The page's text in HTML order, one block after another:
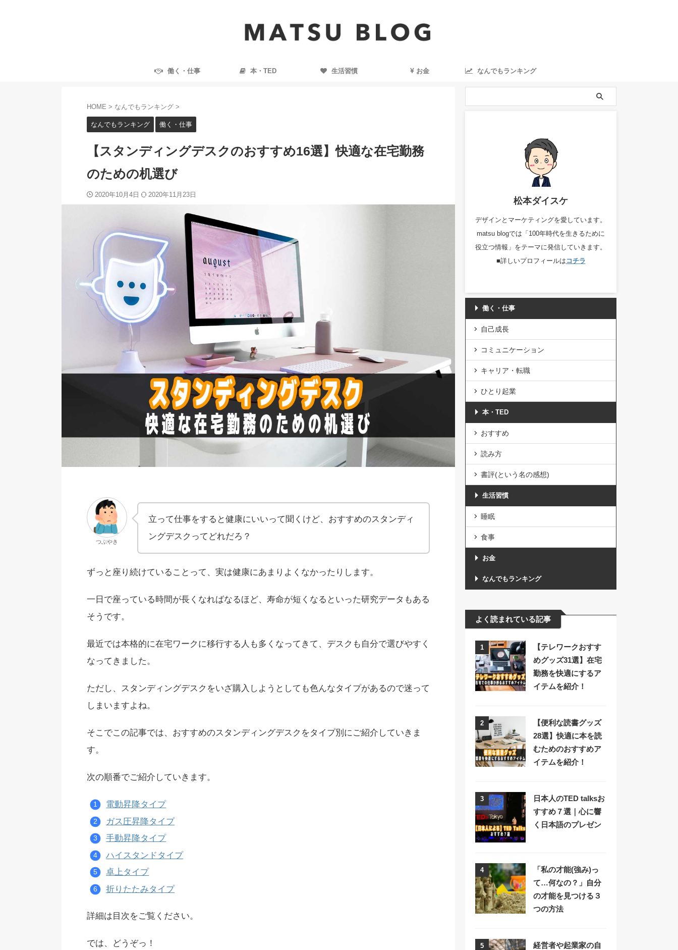
働く・仕事 本・TED 生活習慣 お金 なんでもランキング
HOME > なんでもランキング >
なんでもランキング 働く・仕事
【スタンディングデスクのおすすめ16選】快適な在宅勤務
のための机選び
2020年10月4日 2020年11月23日
つぶやき
立って仕事をすると健康にいいって聞くけど、おすすめのスタンディ
ングデスクってどれだろ？
ずっと座り続けていることって、実は健康にあまりよくなかったりします。
一日で座っている時間が長くなればなるほど、寿命が短くなるといった研究データもある
そうです。
最近では本格的に在宅ワークに移行する人も多くなってきて、デスクも自分で選びやすく
なってきました。
ただし、スタンディングデスクをいざ購入しようとしても色んなタイプがあるので迷って
しまいますよね。
そこでこの記事では、おすすめのスタンディングデスクをタイプ別にご紹介していきま
す。
次の順番でご紹介していきます。
電動昇降タイプ
ガス圧昇降タイプ
手動昇降タイプ
ハイスタンドタイプ
卓上タイプ
折りたたみタイプ
詳細は目次をご覧ください。
では、どうぞっ！
松本ダイスケ
デザインとマーケティングを愛しています。
matsu blogでは「100年時代を生きるために
役立つ情報」をテーマに発信していきます。
■詳しいプロフィールは コチラ
働く・仕事
自己成長
コミュニケーション
キャリア・転職
ひとり起業
本・TED
おすすめ
読み方
書評(という名の感想)
生活習慣
睡眠
食事
お金
なんでもランキング
よく読まれている記事
1
【テレワークおすす
めグッズ31選】在宅
勤務を快適にするア
イテムを紹介！
2
【便利な読書グッズ
28選】快適に本を読
むためのおすすめア
イテムを紹介！
3
日本人のTED talksお
すすめ７選｜心に響
く日本語のプレゼン
4
「私の才能(強み)っ
て…何なの？」自分
の才能を見つける３
つの方法
5
経営者や起業家の自